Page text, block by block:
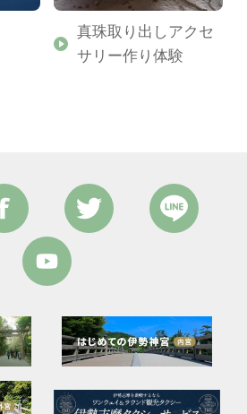
真珠取り出しアクセ
サリー作り体験